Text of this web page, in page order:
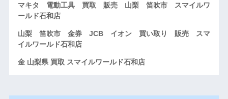
マキタ 電動工具 買取 販売 山梨 笛吹市 スマイルワ
ールド石和店
山梨 笛吹市 金券 JCB イオン 買い取り 販売 スマ
イルワールド石和店
金 山梨県 買取 スマイルワールド石和店